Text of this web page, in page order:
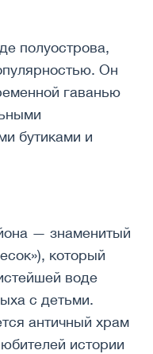
полуострова,
Он
гаванью
бутиками и
— знаменитый
который
воде
с детьми.
античный храм
истории